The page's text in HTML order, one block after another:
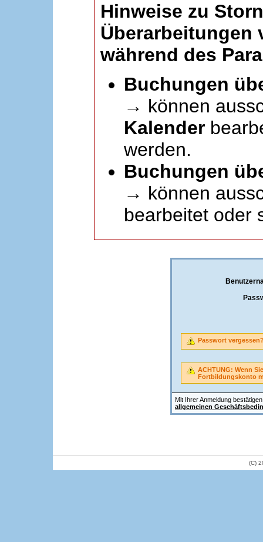
Hinweise zu
Überarbeitungen
während des
Buchungen
→ können
Kalender
werden.
Buchungen
→ können
bearbeitet oder
Mit Ihrer Anmeldung
allgemeinen
Passwort
ACHTUNG: Wenn
Fortbildungskonto
(C)